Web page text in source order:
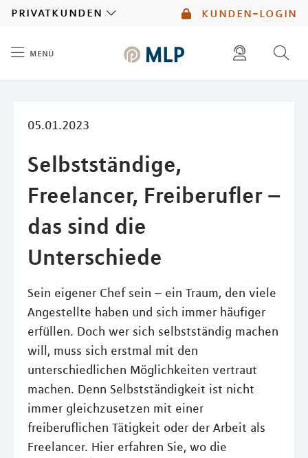
kunden-login
privatkunden
menü
05.01.2023
Selbstständige,
Freelancer, Freiberufler –
das sind die
Unterschiede
Sein eigener Chef sein – ein Traum, den viele
Angestellte haben und sich immer häufiger
erfüllen. Doch wer sich selbstständig machen
will, muss sich erstmal mit den
unterschiedlichen Möglichkeiten vertraut
machen. Denn Selbstständigkeit ist nicht
immer gleichzusetzen mit einer
freiberuflichen Tätigkeit oder der Arbeit als
Freelancer. Hier erfahren Sie, wo die